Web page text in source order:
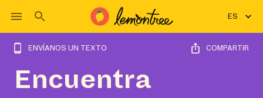
ES
ENVÍANOS UN TEXTO COMPARTIR
Encuentra